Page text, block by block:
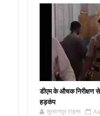
डीएम के औचक निरीक्षण
हड़कंप
सुल्तानपुर टाइम्स